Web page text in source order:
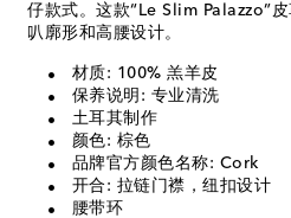
仔款式。这款“Le Slim Palazzo”
叭廓形和高腰设计。
材质: 100% 羔羊皮
保养说明: 专业清洗
土耳其制作
颜色: 棕色
品牌官方颜色名称: Cork
开合: 拉链门襟，纽扣设计
腰带环